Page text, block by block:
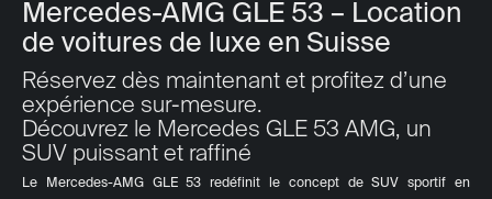
Mercedes-AMG GLE 53 – Location
de voitures de luxe en Suisse
Réservez dès maintenant et profitez d’une
expérience sur-mesure.
Découvrez le Mercedes GLE 53 AMG, un
SUV puissant et raffiné
Le Mercedes-AMG GLE 53 redéfinit le concept de SUV sportif en